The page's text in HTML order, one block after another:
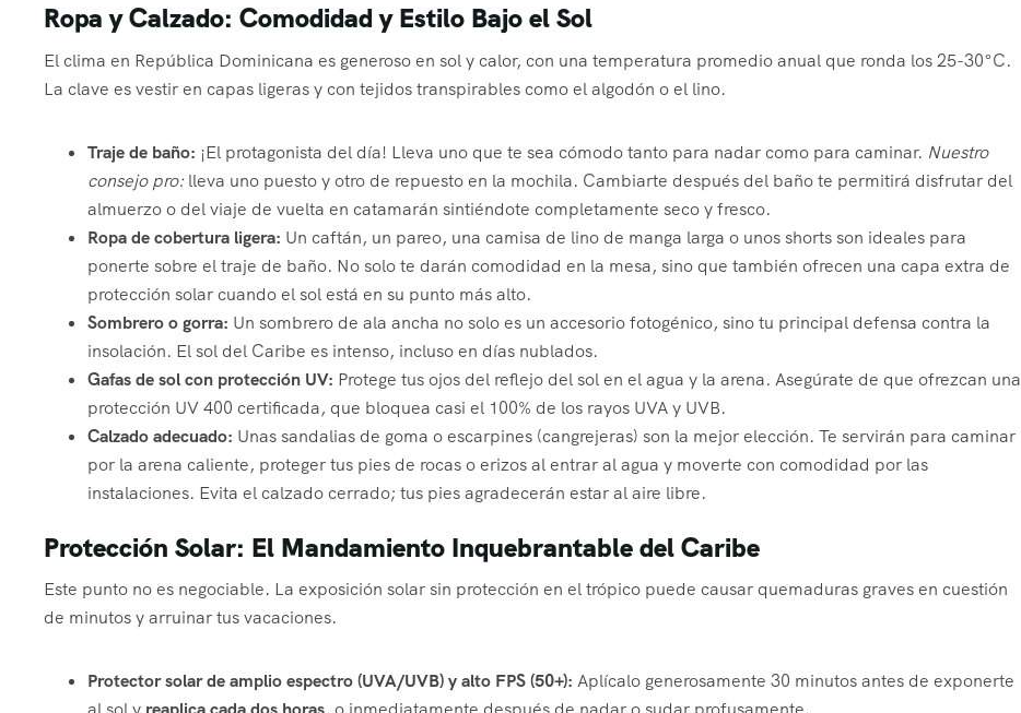
Ropa y Calzado: Comodidad y Estilo Bajo el Sol
El clima en República Dominicana es generoso en sol y calor, con una temperatura promedio anual que ronda los 25-30°C.
La clave es vestir en capas ligeras y con tejidos transpirables como el algodón o el lino.
Traje de baño: ¡El protagonista del día! Lleva uno que te sea cómodo tanto para nadar como para caminar. Nuestro
consejo pro:lleva uno puesto y otro de repuesto en la mochila. Cambiarte después del baño te permitirá disfrutar del
almuerzo o del viaje de vuelta en catamarán sintiéndote completamente seco y fresco.
Ropa de cobertura ligera: Un caftán, un pareo, una camisa de lino de manga larga o unos shorts son ideales para
ponerte sobre el traje de baño. No solo te darán comodidad en la mesa, sino que también ofrecen una capa extra de
protección solar cuando el sol está en su punto más alto.
Sombrero o gorra: Un sombrero de ala ancha no solo es un accesorio fotogénico, sino tu principal defensa contra la
insolación. El sol del Caribe es intenso, incluso en días nublados.
Gafas de sol con protección UV: Protege tus ojos del reflejo del sol en el agua y la arena. Asegúrate de que ofrezcan una
protección UV 400 certificada, que bloquea casi el 100% de los rayos UVA y UVB.
Calzado adecuado: Unas sandalias de goma o escarpines (cangrejeras) son la mejor elección. Te servirán para caminar
por la arena caliente, proteger tus pies de rocas o erizos al entrar al agua y moverte con comodidad por las
instalaciones. Evita el calzado cerrado; tus pies agradecerán estar al aire libre.
Protección Solar: El Mandamiento Inquebrantable del Caribe
Este punto no es negociable. La exposición solar sin protección en el trópico puede causar quemaduras graves en cuestión
de minutos y arruinar tus vacaciones.
Protector solar de amplio espectro (UVA/UVB) y alto FPS (50+): Aplícalo generosamente 30 minutos antes de exponerte